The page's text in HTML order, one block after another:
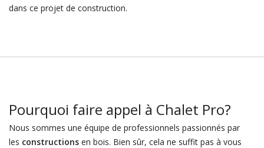
dans ce projet de construction.
Pourquoi faire appel à Chalet Pro?
Nous sommes une équipe de professionnels passionnés par
les constructionsen bois. Bien sûr, cela ne suffit pas à vous